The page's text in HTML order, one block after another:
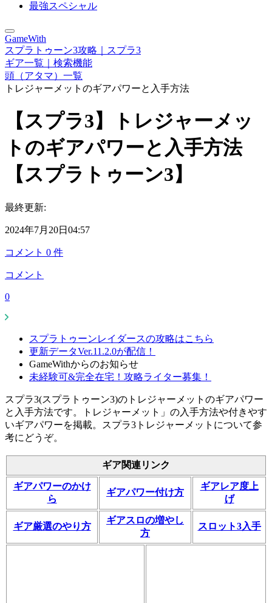
最強スペシャル
GameWith
スプラトゥーン3攻略｜スプラ3
ギア一覧｜検索機能
頭（アタマ）一覧
トレジャーメットのギアパワーと入手方法
【スプラ3】トレジャーメッ
トのギアパワーと入手方法
【スプラトゥーン3】
最終更新:
2024年7月20日04:57
コメント 0 件
コメント
0
スプラトゥーンレイダースの攻略はこちら
更新データVer.11.2.0が配信！
GameWithからのお知らせ
未経験可&完全在宅！攻略ライター募集！
スプラ3(スプラトゥーン3)のトレジャーメットのギアパワー
と入手方法です。トレジャーメット」の入手方法や付きやす
いギアパワーを掲載。スプラ3トレジャーメットについて参
考にどうぞ。
ギア関連リンク
ギアパワーのかけ
ら
ギアパワー付け方
ギアレア度上
げ
ギア厳選のやり方
ギアスロの増やし
方
スロット3入手